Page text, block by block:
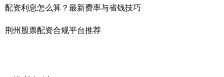
配资利息怎么算？最新费率与省钱技巧
荆州股票配资合规平台推荐